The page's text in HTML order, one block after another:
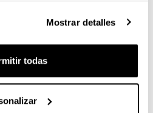
Mostrar detalles
todas
pasando de una
básico a una investigación
se prepara el terreno
vacunas efectivas contra